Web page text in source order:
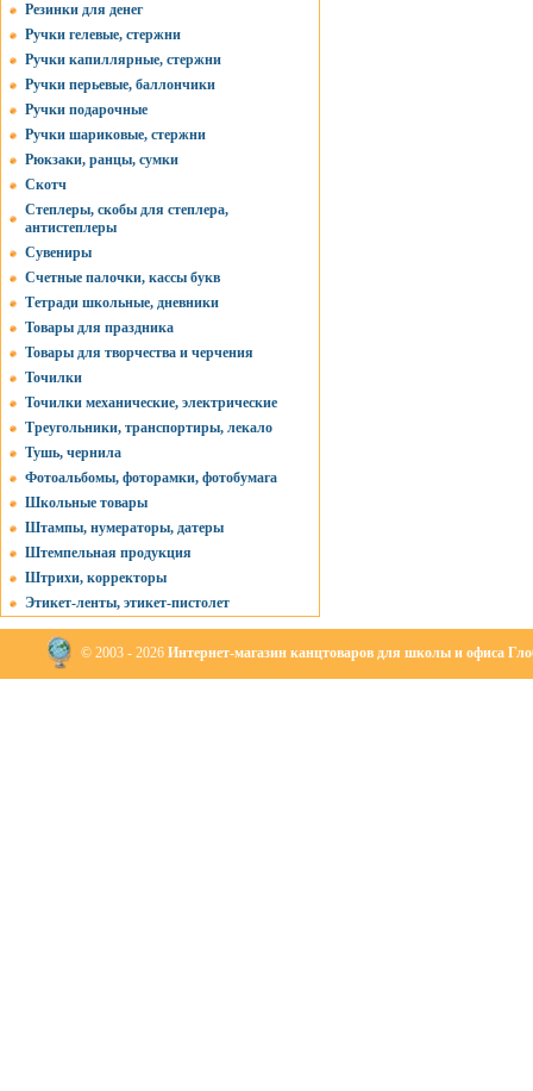
Резинки для денег
Ручки гелевые, стержни
Ручки капиллярные, стержни
Ручки перьевые, баллончики
Ручки подарочные
Ручки шариковые, стержни
Рюкзаки, ранцы, сумки
Скотч
Степлеры, скобы для степлера,
антистеплеры
Сувениры
Счетные палочки, кассы букв
Тетради школьные, дневники
Товары для праздника
Товары для творчества и черчения
Точилки
Точилки механические, электрические
Треугольники, транспортиры, лекало
Тушь, чернила
Фотоальбомы, фоторамки, фотобумага
Школьные товары
Штампы, нумераторы, датеры
Штемпельная продукция
Штрихи, корректоры
Этикет-ленты, этикет-пистолет
© 2003 - 2026 Интернет-магазин канцтоваров для школы и офиса